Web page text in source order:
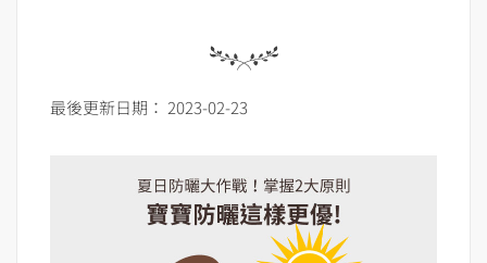
最後更新日期： 2023-02-23